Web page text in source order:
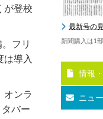
が登校
フリ
は導入
オンラ
バー
最新号の
新聞購入は1
情報
ニュ